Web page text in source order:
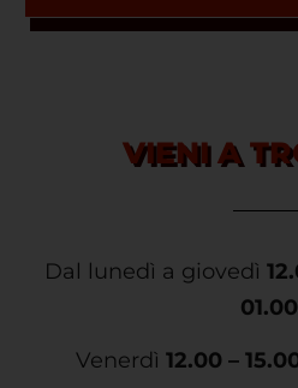
VIENI A
Dal lunedì a giovedì
01.00
Venerdì 12.00 –